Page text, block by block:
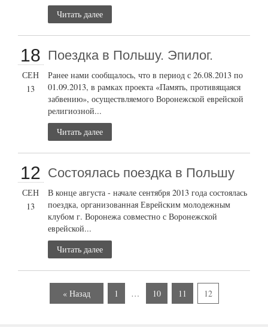
Читать далее
18
СЕН
13
Поездка в Польшу. Эпилог.
Ранее нами сообщалось, что в период с 26.08.2013 по
01.09.2013, в рамках проекта «Память, противящаяся
забвению», осуществляемого Воронежской еврейской
религиозной...
Читать далее
12
СЕН
13
Состоялась поездка в Польшу
В конце августа - начале сентября 2013 года состоялась
поездка, организованная Еврейским молодежным
клубом г. Воронежа совместно с Воронежской
еврейской...
Читать далее
« Назад 1 … 10 11 12